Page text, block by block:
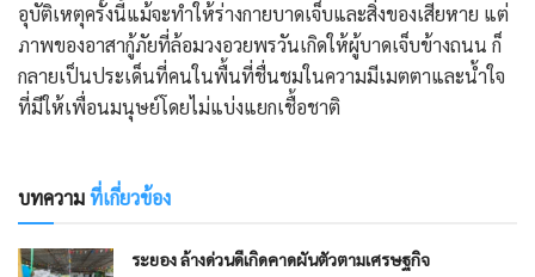
​อุบัติเหตุครั้งนี้แม้จะทำให้ร่างกายบาดเจ็บและสิ่งของเสียหาย แต่
ภาพของอาสากู้ภัยที่ล้อมวงอวยพรวันเกิดให้ผู้บาดเจ็บข้างถนน ก็
กลายเป็นประเด็นที่คนในพื้นที่ชื่นชมในความมีเมตตาและน้ำใจ
ที่มีให้เพื่อนมนุษย์โดยไม่แบ่งแยกเชื้อชาติ
บทความที่เกี่ยวข้อง
ระยอง ล้างด่วนดีเกิดคาดผันตัวตามเศรษฐกิจ